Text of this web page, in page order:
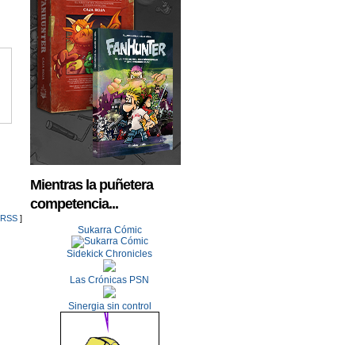
]
Mientras la puñetera
competencia...
Sukarra Cómic
Sidekick Chronicles
Las Crónicas PSN
Sinergia sin control